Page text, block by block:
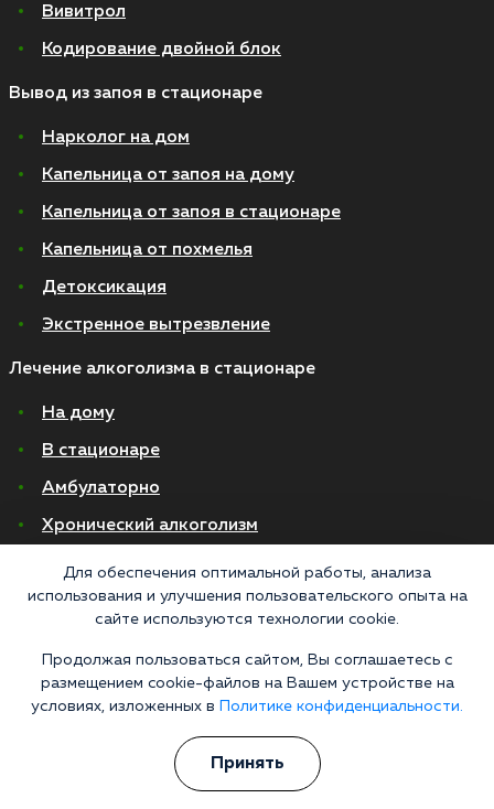
Вивитрол
Кодирование двойной блок
Вывод из запоя в стационаре
Нарколог на дом
Капельница от запоя на дому
Капельница от запоя в стационаре
Капельница от похмелья
Детоксикация
Экстренное вытрезвление
Лечение алкоголизма в стационаре
На дому
В стационаре
Амбулаторно
Хронический алкоголизм
Женский алкоголизм
Пивной алкоголизм
© 2026 Все права защищены
Правовая информация
Политика конфиденциальности
Согласие на обработку персональных данных
Медицинские услуги оказываются ООО "М-Трезвость", по лицензии
ЛО-50-01-012801 от 27.08.2021 по адресу: 127083, Московская область, г.
Для обеспечения оптимальной работы, анализа
использования и улучшения пользовательского опыта на
сайте используются технологии cookie.
Продолжая пользоваться сайтом, Вы соглашаетесь с
размещением cookie-файлов на Вашем устройстве на
условиях, изложенных в
Политике конфиденциальности.
Принять